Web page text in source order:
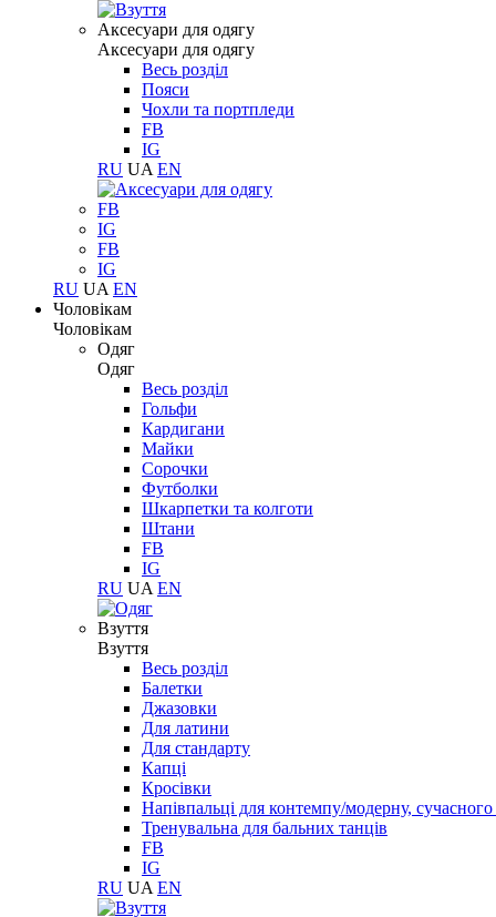
Aксесуари для одягу
Aксесуари для одягу
Весь розділ
Пояси
Чохли та портпледи
FB
IG
RU UA EN
FB
IG
FB
IG
RU UA EN
Чоловікам
Чоловікам
Одяг
Одяг
Весь розділ
Гольфи
Кардигани
Майки
Сорочки
Футболки
Шкарпетки та колготи
Штани
FB
IG
RU UA EN
Взуття
Взуття
Весь розділ
Балетки
Джазовки
Для латини
Для стандарту
Капці
Кросівки
Напівпальці для контемпу/модерну,
Тренувальна для бальних танців
FB
IG
RU UA EN